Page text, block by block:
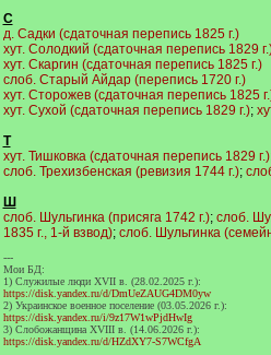
С
д. Садки (сдаточная перепись 1825 г.)
хут. Солодкий (сдаточная перепись 1829
хут. Скаргин (сдаточная перепись 1825 г.)
слоб. Старый Айдар (перепись 1720 г.)
хут. Сторожев (сдаточная перепись 1825
хут. Сухой (сдаточная перепись 1829 г.);
Т
хут. Тишковка (сдаточная перепись 1829 г.)
слоб. Трехизбенская (ревизия 1744 г.);
Ш
слоб. Шульгинка (присяга 1742 г.); слоб.
1835 г., 1-й взвод); слоб. Шульгинка
---
Мои БД:
1) Служилые люди XVII в. (28.02.2025 г.):
https://disk.yandex.ru/d/DmUeZAUG4DM0yw
2) Украинское военное поселение (03.05.2026 г.):
https://disk.yandex.ru/i/9z17W1wPjdHwIg
3) Слобожанщина XVIII в. (14.06.2026 г.):
https://disk.yandex.ru/d/HZdXY7-S7WCfgA